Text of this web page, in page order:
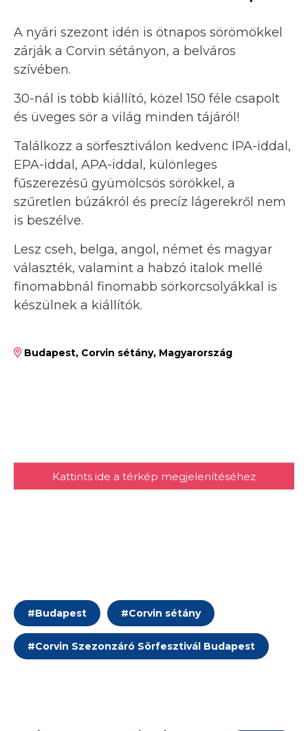
A nyári szezont idén is ötnapos sörömökkel
zárják a Corvin sétányon, a belváros
szívében.
30-nál is több kiállító, közel 150 féle csapolt
és üveges sör a világ minden tájáról!
Találkozz a sörfesztiválon kedvenc IPA-iddal,
EPA-iddal, APA-iddal, különleges
fűszerezésű gyümölcsös sörökkel, a
szűretlen búzákról és precíz lágerekről nem
is beszélve.
Lesz cseh, belga, angol, német és magyar
választék, valamint a habzó italok mellé
finomabbnál finomabb sörkorcsolyákkal is
készülnek a kiállítók.
Budapest, Corvin sétány, Magyarország
Kattints ide a térkép megjelenítéséhez
#Budapest #Corvin sétány
#Corvin Szezonzáró Sörfesztivál Budapest